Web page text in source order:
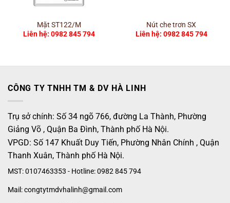
Mặt ST122/M
Liên hệ: 0982 845 794
Nút che trơn SX
Liên hệ: 0982 845 794
CÔNG TY TNHH TM & DV HÀ LINH
Trụ sở chính: Số 34 ngõ 766, đường La Thành, Phường
Giảng Võ , Quận Ba Đình, Thành phố Hà Nội.
VPGD: Số 147 Khuất Duy Tiến, Phường Nhân Chính , Quận
Thanh Xuân, Thành phố Hà Nội.
MST: 0107463353 - Hotline: 0982 845 794
Mail: congtytmdvhalinh@gmail.com